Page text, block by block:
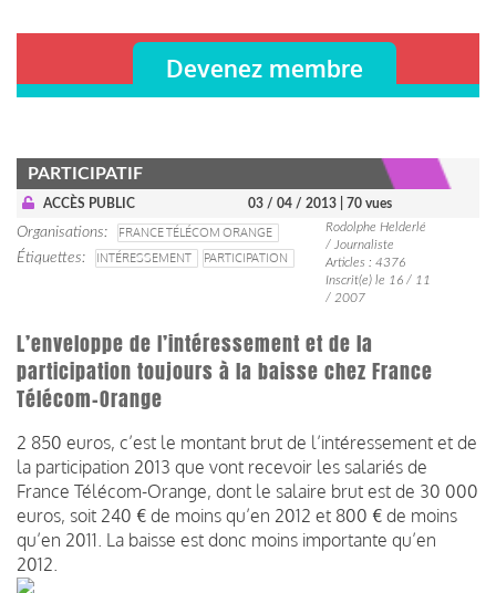
Devenez membre
PARTICIPATIF
ACCÈS PUBLIC 03 / 04 / 2013 | 70 vues
Organisations
FRANCE TÉLÉCOM ORANGE
Étiquettes
INTÉRESSEMENT PARTICIPATION
Rodolphe Helderlé
/ Journaliste
Articles : 4376
Inscrit(e) le 16 / 11
/ 2007
L’enveloppe de l’intéressement et de la
participation toujours à la baisse chez France
Télécom-Orange
2 850 euros, c’est le montant brut de l’intéressement et de
la participation 2013 que vont recevoir les salariés de
France Télécom-Orange, dont le salaire brut est de 30 000
euros, soit 240 € de moins qu’en 2012 et 800 € de moins
qu’en 2011. La baisse est donc moins importante qu’en
2012.